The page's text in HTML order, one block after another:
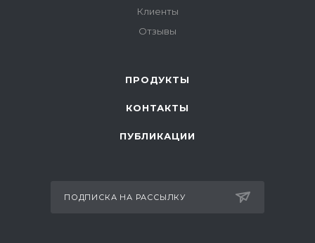
Клиенты
Отзывы
ПРОДУКТЫ
КОНТАКТЫ
ПУБЛИКАЦИИ
ПОДПИСКА НА РАССЫЛКУ